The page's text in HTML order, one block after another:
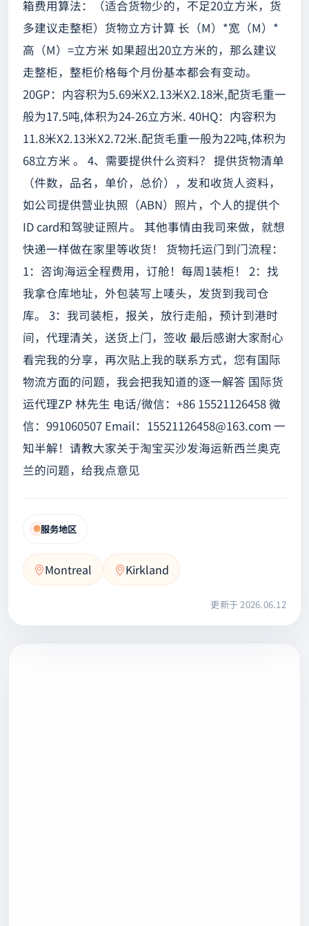
箱费用算法：（适合货物少的，不足20立方米，货
多建议走整柜）货物立方计算 长（M）*宽（M）*
高（M）=立方米 如果超出20立方米的，那么建议
走整柜，整柜价格每个月份基本都会有变动。
20GP：内容积为5.69米X2.13米X2.18米,配货毛重一
般为17.5吨,体积为24-26立方米. 40HQ：内容积为
11.8米X2.13米X2.72米.配货毛重一般为22吨,体积为
68立方米 。 4、需要提供什么资料？ 提供货物清单
（件数，品名，单价，总价），发和收货人资料，
如公司提供营业执照（ABN）照片，个人的提供个
ID card和驾驶证照片。 其他事情由我司来做，就想
快递一样做在家里等收货！ 货物托运门到门流程：
1：咨询海运全程费用，订舱！每周1装柜！ 2：找
我拿仓库地址，外包装写上唛头，发货到我司仓
库。 3：我司装柜，报关，放行走船，预计到港时
间，代理清关，送货上门，签收 最后感谢大家耐心
看完我的分享，再次贴上我的联系方式，您有国际
物流方面的问题，我会把我知道的逐一解答 国际货
运代理ZP 林先生 电话/微信：+86 15521126458 微
信：991060507 Email： 15521126458@163.com 一
知半解！请教大家关于淘宝买沙发海运新西兰奥克
兰的问题，给我点意见
服务地区
Montreal Kirkland
更新于 2026.06.12